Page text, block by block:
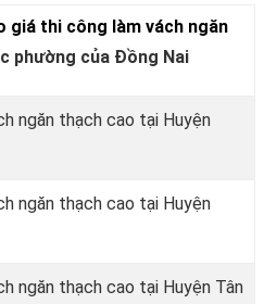
giá thi công làm vách ngăn
phường của Đồng Nai
ngăn thạch cao tại Huyện
ngăn thạch cao tại Huyện
ngăn thạch cao tại Huyện Tân